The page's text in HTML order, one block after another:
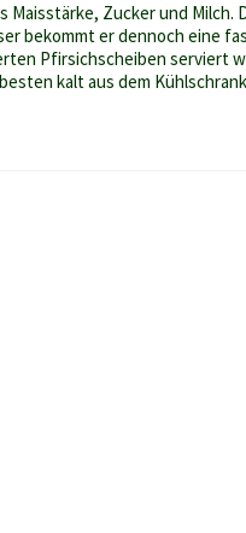
Zucker und Milch.
bekommt er dennoch eine
Pfirsichscheiben serviert
kalt aus dem